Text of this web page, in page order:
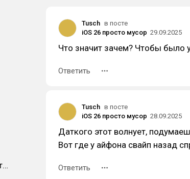
Ночной музпостинг
Tusch в посте
iOS 26 просто мусор 29.09.2025
Что значит зачем? Чтобы было
Ответить
Tusch в посте
iOS 26 просто мусор 28.09.2025
Даткого этот волнует,
Вот где у айфона свайп назад
Ответить